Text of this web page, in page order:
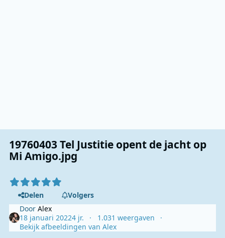
19760403 Tel Justitie opent de jacht op
Mi Amigo.jpg
Delen
Volgers
DoorAlex
18 januari 20224 jr.
1.031 weergaven
Bekijk afbeeldingen van Alex